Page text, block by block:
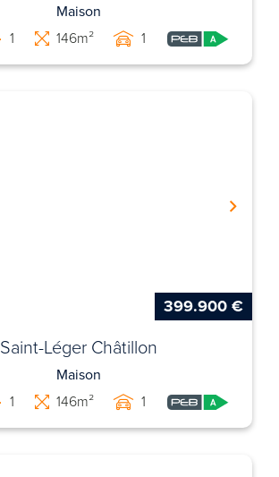
Maison
1 146m² 1
399.900 €
Saint-Léger Châtillon
Maison
1 146m² 1